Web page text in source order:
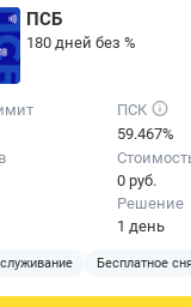
ПСБ
180 дней без %
ПСК
59.467%
0 руб.
Решение
1 день
Бесплатное